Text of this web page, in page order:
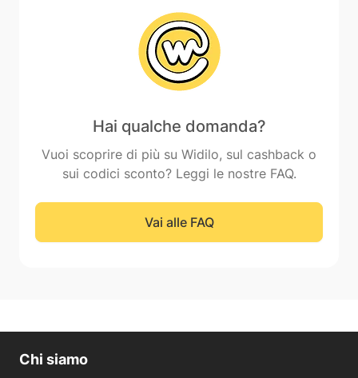
Hai qualche domanda?
Vuoi scoprire di più su Widilo, sul cashback o
sui codici sconto? Leggi le nostre FAQ.
Vai alle FAQ
Chi siamo